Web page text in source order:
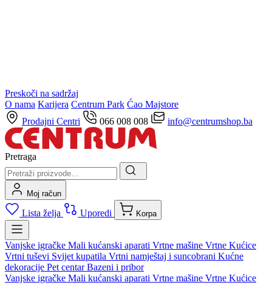
Preskoči na sadržaj
O nama Karijera Centrum Park Ćao Majstore
Prodajni Centri
066 008 008 info@centrumshop.ba
Pretraga
Moj račun
Lista želja Uporedi Korpa
Vanjske igračke Mali kućanski aparati Vrtne mašine Vrtne Kućice
Vrtni tuševi Svijet kupatila Vrtni namještaj i suncobrani Kućne
dekoracije Pet centarBazeni i pribor
Vanjske igračke Mali kućanski aparati Vrtne mašine Vrtne Kućice